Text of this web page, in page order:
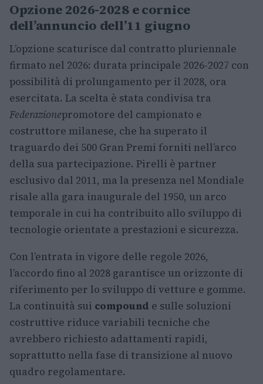
Opzione 2026-2028 e cornice
dell’annuncio dell’11 giugno
L’opzione scaturisce dal contratto pluriennale
firmato nel 2026: durata principale 2026-2027 con
possibilità di prolungamento per il 2028, ora
esercitata. La scelta è stata condivisa tra
Federazionepromotore del campionato e
costruttore milanese, che ha superato il
traguardo dei 500 Gran Premi forniti nell’arco
della sua partecipazione. Pirelli è partner
esclusivo dal 2011, ma la presenza nel Mondiale
risale alla gara inaugurale del 1950, un arco
temporale in cui ha contribuito allo sviluppo di
tecnologie orientate a prestazioni e sicurezza.
Con l’entrata in vigore delle regole 2026,
l’accordo fino al 2028 garantisce un orizzonte di
riferimento per lo sviluppo di vetture e gomme.
La continuità sui compound e sulle soluzioni
costruttive riduce variabili tecniche che
avrebbero richiesto adattamenti rapidi,
soprattutto nella fase di transizione al nuovo
quadro regolamentare.